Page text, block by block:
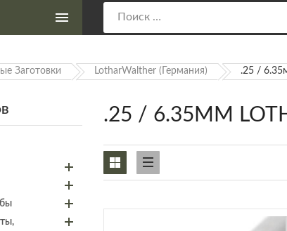
Заготовки LotharWalther (Германия) .25 /
.25 / 6.35ММ